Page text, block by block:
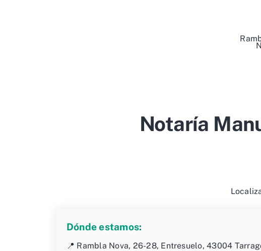
Notaría
Dónde estamos:
📍 Rambla Nova, 26-28, Entresuelo, 43004